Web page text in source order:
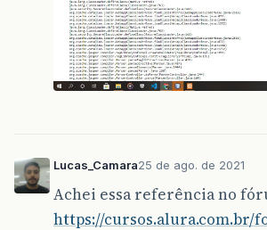
Lucas_Camara25 de ago. de 2021
Achei essa referência no
https://cursos.alura.com.br/